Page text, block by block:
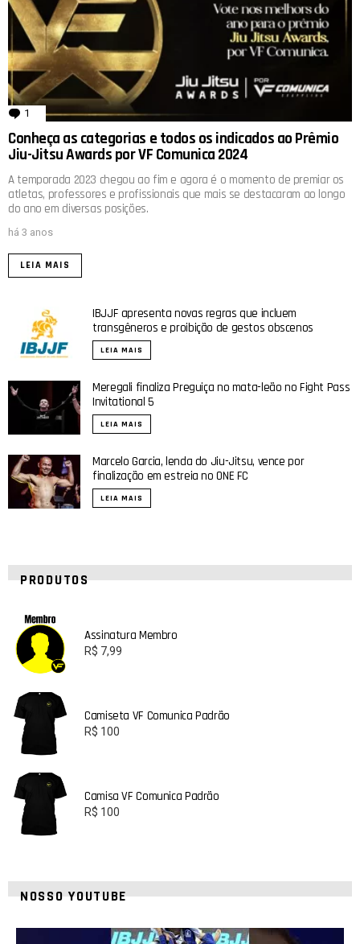
1 comentário
Conheça as categorias e todos os indicados ao Prêmio
Jiu-Jitsu Awards por VF Comunica 2024
A temporada 2023 chegou ao fim e agora é o momento de premiar os
atletas, professores e profissionais que mais se destacaram ao longo
do ano em diversas posições.
há 3 anos
LEIA MAIS
IBJJF apresenta novas regras que incluem
transgêneros e proibição de gestos obscenos
LEIA MAIS
Meregali finaliza Preguiça no mata-leão no Fight Pass
Invitational 5
LEIA MAIS
Marcelo Garcia, lenda do Jiu-Jitsu, vence por
finalização em estreia no ONE FC
LEIA MAIS
PRODUTOS
Assinatura Membro
R$ 7,99
Camiseta VF Comunica Padrão
R$ 100
Camisa VF Comunica Padrão
R$ 100
NOSSO YOUTUBE